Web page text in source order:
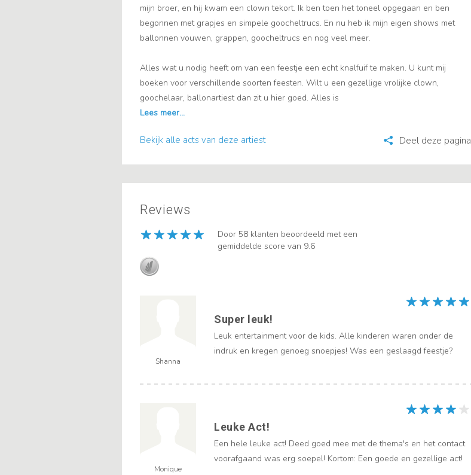
mijn broer, en hij kwam een clown tekort. Ik ben toen het toneel opgegaan en ben
begonnen met grapjes en simpele goocheltrucs. En nu heb ik mijn eigen shows met
ballonnen vouwen, grappen, goocheltrucs en nog veel meer.
Alles wat u nodig heeft om van een feestje een echt knalfuif te maken. U kunt mij
boeken voor verschillende soorten feesten. Wilt u een gezellige vrolijke clown,
goochelaar, ballonartiest dan zit u hier goed. Alles is
Bekijk alle acts van deze artiest Deel deze pagina
Reviews
Door 58 klanten beoordeeld met een
gemiddelde score van 9.6
Shanna
Super leuk!
Leuk entertainment voor de kids. Alle kinderen waren onder de
indruk en kregen genoeg snoepjes! Was een geslaagd feestje?
Monique
Leuke Act!
Een hele leuke act! Deed goed mee met de thema's en het contact
voorafgaand was erg soepel! Kortom: Een goede en gezellige act!